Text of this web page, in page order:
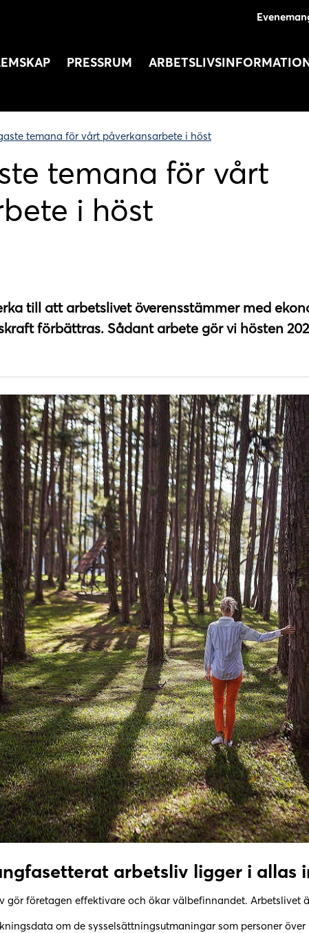
PRESSRUM
temana för vårt påverkansarbete i höst
temana för vårt
i höst
till att arbetslivet överensstämmer med
förbättras. Sådant arbete gör vi hösten
arbetsliv ligger i allas
gör företagen effektivare och ökar välbefinnandet. Arbetslivet
om de sysselsättningsutmaningar som personer